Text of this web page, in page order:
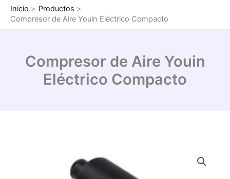
Inicio
Productos
Compresor de Aire Youin Eléctrico Compacto
Compresor de Aire Youin
Eléctrico Compacto